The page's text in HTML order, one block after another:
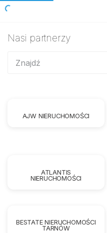
Nasi partnerzy
AJW NIERUCHOMOŚCI
ATLANTIS
NIERUCHOMOŚCI
BESTATE NIERUCHOMOŚCI
TARNÓW